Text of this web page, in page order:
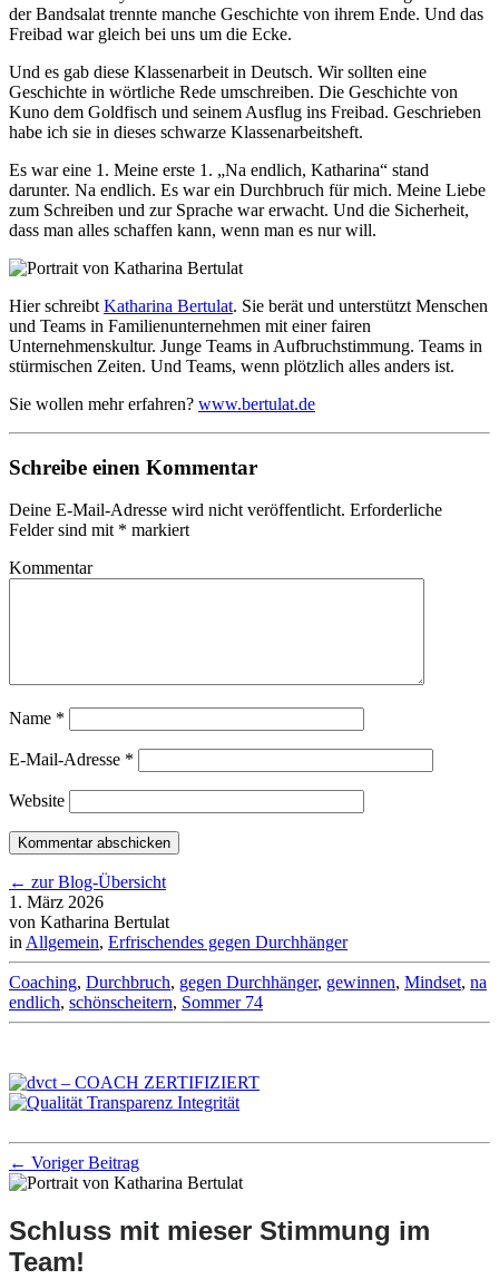
der Bandsalat trennte manche Geschichte von ihrem Ende. Und das
Freibad war gleich bei uns um die Ecke.
Und es gab diese Klassenarbeit in Deutsch. Wir sollten eine
Geschichte in wörtliche Rede umschreiben. Die Geschichte von
Kuno dem Goldfisch und seinem Ausflug ins Freibad. Geschrieben
habe ich sie in dieses schwarze Klassenarbeitsheft.
Es war eine 1. Meine erste 1. „Na endlich, Katharina“ stand
darunter. Na endlich. Es war ein Durchbruch für mich. Meine Liebe
zum Schreiben und zur Sprache war erwacht. Und die Sicherheit,
dass man alles schaffen kann, wenn man es nur will.
Hier schreibt Katharina Bertulat. Sie berät und unterstützt Menschen
und Teams in Familienunternehmen mit einer fairen
Unternehmenskultur. Junge Teams in Aufbruchstimmung. Teams in
stürmischen Zeiten. Und Teams, wenn plötzlich alles anders ist.
Sie wollen mehr erfahren? www.bertulat.de
Schreibe einen Kommentar
Deine E-Mail-Adresse wird nicht veröffentlicht. Erforderliche
Felder sind mit * markiert
Kommentar
Name *
E-Mail-Adresse *
Website
← zur Blog-Übersicht
1. März 2026
von Katharina Bertulat
in Allgemein, Erfrischendes gegen Durchhänger
Coaching, Durchbruch, gegen Durchhänger, gewinnen, Mindset, na
endlich, schönscheitern, Sommer 74
← Voriger Beitrag
Schluss mit mieser Stimmung im
Team!